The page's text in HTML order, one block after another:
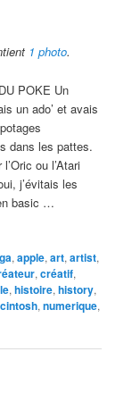
1 photo.
POKE Un
un ado’ et avais
dans les pattes.
ou l’Atari
j’évitais les
basic …
,apple,art,artist,
,créatif,
,histoire,history,
,numerique,